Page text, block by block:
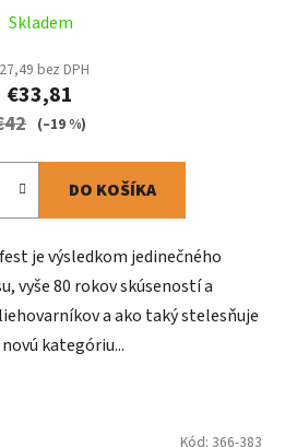
Skladem
bez DPH
€33,81
(–19 %)
DO KOŠÍKA
je výsledkom jedinečného
vyše 80 rokov skúseností a
a ako taký stelesňuje
kategóriu...
Kód: 366-383